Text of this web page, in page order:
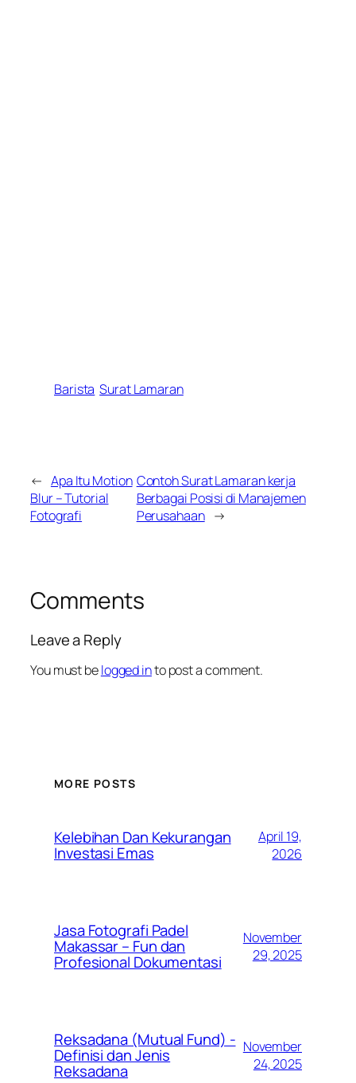
Barista Surat Lamaran
← Apa Itu Motion
Blur – Tutorial
Fotografi
Contoh Surat Lamaran kerja
Berbagai Posisi di Manajemen
Perusahaan →
Comments
Leave a Reply
You must belogged into post a comment.
MORE POSTS
Kelebihan Dan Kekurangan
Investasi Emas
April 19,
2026
Jasa Fotografi Padel
Makassar – Fun dan
Profesional Dokumentasi
November
29, 2025
Reksadana (Mutual Fund) -
Definisi dan Jenis
Reksadana
November
24, 2025